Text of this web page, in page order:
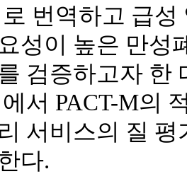
번역하고 급
성이 높은 만성
검증하고자 한
서 PACT-M의
서비스의 질
다.